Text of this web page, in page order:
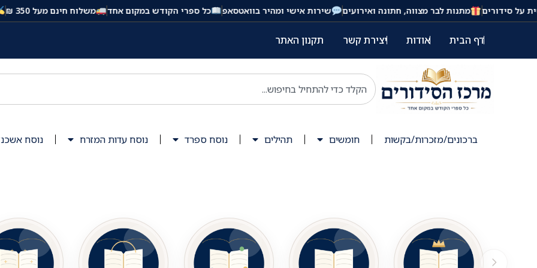
מתנות לבר מצווה, חתונה ואירועים שירות אישי ומהיר בוואטסאפ כל ספרי הקודש במקום אחד משלוח חינם מעל 350 ₪ הטבעה
דף הבית אודות יצירת קשר תקנון האתר
ברכונים/מזכרות/בקשות חומשים תהילים נוסח ספרד נוסח עדות המזרח נוסח